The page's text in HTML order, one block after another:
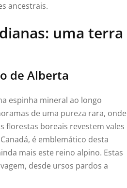
ancestrais.
uma terra
de Alberta
espinha mineral ao longo
de uma pureza rara, onde
florestas boreais revestem vales
é emblemático desta
mais este reino alpino. Estas
desde ursos pardos a